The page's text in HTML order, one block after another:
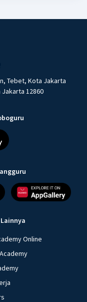
Tebet, Kota Jakarta
12860
Online